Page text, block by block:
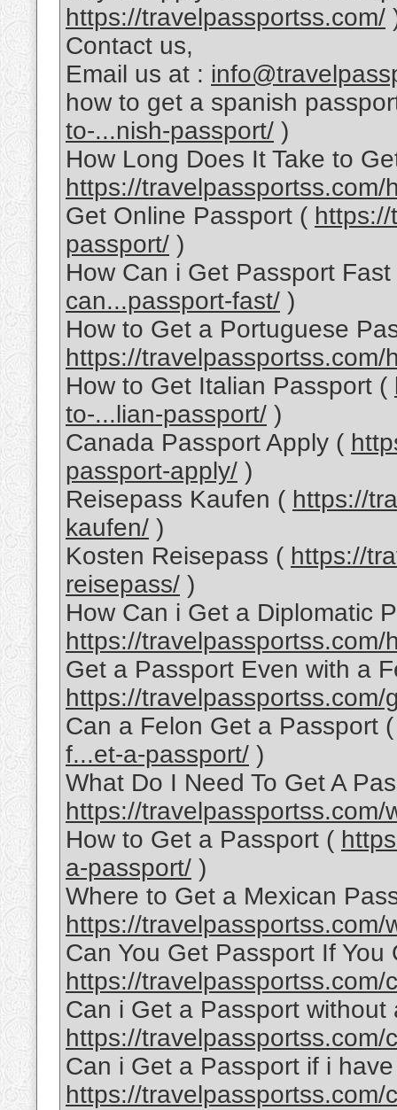
https://travelpassportss.com/
Contact us,
Email us at :
how to get a spanish
to-...nish-passport/ )
How Long Does It Take to
https://
Get Online Passport (
passport/ )
How Can i Get Passport
can...passport-fast/ )
How to Get a Portuguese
https://
How to Get Italian Passport (
to-...lian-passport/ )
Canada Passport Apply (
passport-apply/ )
Reisepass Kaufen ( https://
kaufen/ )
Kosten Reisepass ( https://
reisepass/ )
How Can i Get a Diplomatic
https://
Get a Passport Even with a
https://
Can a Felon Get a Passport
f...et-a-passport/ )
What Do I Need To Get A
https://
How to Get a Passport (
a-passport/ )
Where to Get a Mexican
https://
Can You Get Passport If You
https://
Can i Get a Passport without
https://travelpassportss.com/
Can i Get a Passport if i
https://